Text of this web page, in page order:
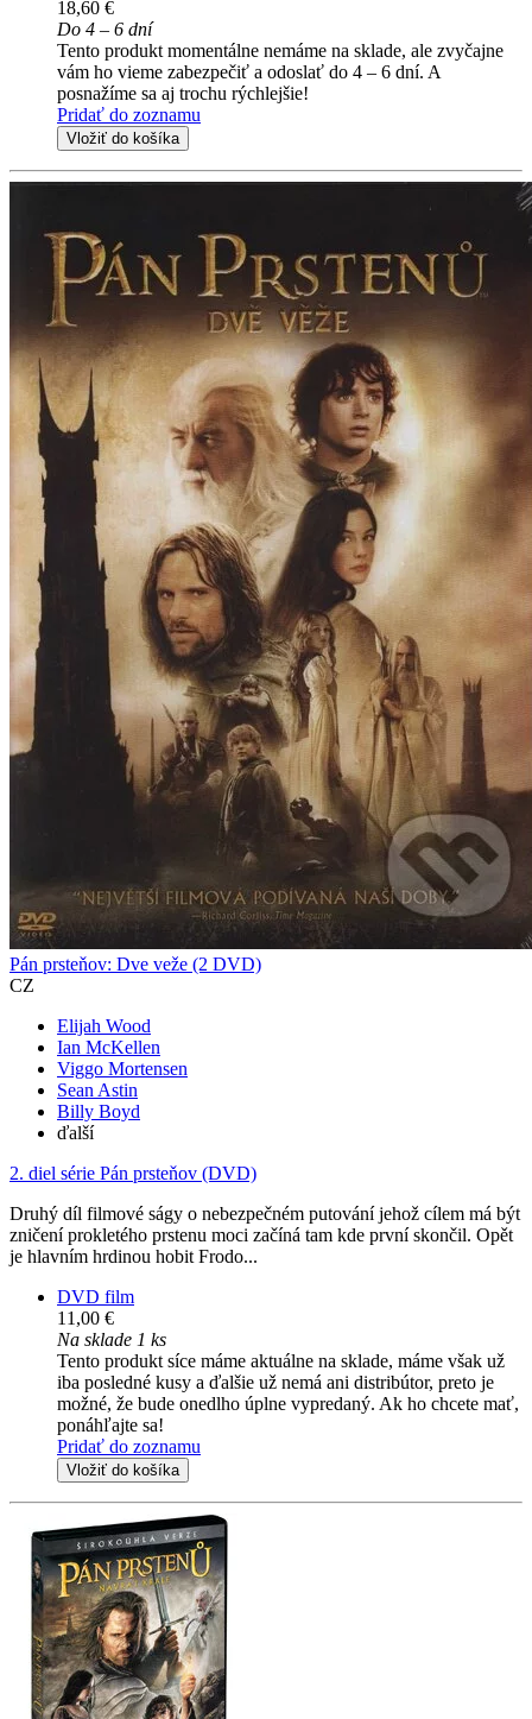
18,60 €
Do 4 – 6 dní
Tento produkt momentálne nemáme na sklade, ale zvyčajne
vám ho vieme zabezpečiť a odoslať do 4 – 6 dní. A
posnažíme sa aj trochu rýchlejšie!
Pridať do zoznamu
Vložiť do košíka
Pán prsteňov: Dve veže (2 DVD)
CZ
Elijah Wood
Ian McKellen
Viggo Mortensen
Sean Astin
Billy Boyd
ďalší
2. diel série Pán prsteňov (DVD)
Druhý díl filmové ságy o nebezpečném putování jehož cílem má být
zničení prokletého prstenu moci začíná tam kde první skončil. Opět
je hlavním hrdinou hobit Frodo...
DVD film
11,00 €
Na sklade 1 ks
Tento produkt síce máme aktuálne na sklade, máme však už
iba posledné kusy a ďalšie už nemá ani distribútor, preto je
možné, že bude onedlho úplne vypredaný. Ak ho chcete mať,
ponáhľajte sa!
Pridať do zoznamu
Vložiť do košíka